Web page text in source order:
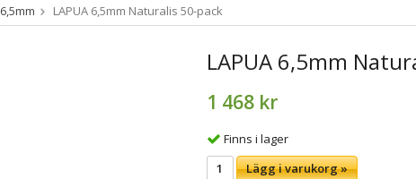
6,5mm LAPUA 6,5mm Naturalis 50-pack
LAPUA 6,5mm
1 468 kr
Finns i lager
Lägg i varukorg »